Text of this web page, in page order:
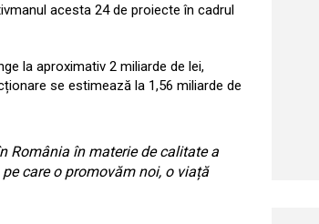
acesta 24 de proiecte în cadrul
la aproximativ 2 miliarde de lei,
se estimează la 1,56 miliarde de
România în materie de calitate a
care o promovăm noi, o viață